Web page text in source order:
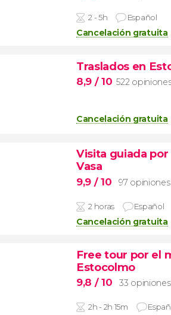
2 - 5h Español
Cancelación gratuita
Traslados en
8,9 / 10 522
Cancelación gratuita
Visita guiada
Vasa
9,9 / 10 97 opiniones
2 horas Español
Cancelación gratuita
Free tour por el
Estocolmo
9,8 / 10 33 opiniones
2h - 2h 15m